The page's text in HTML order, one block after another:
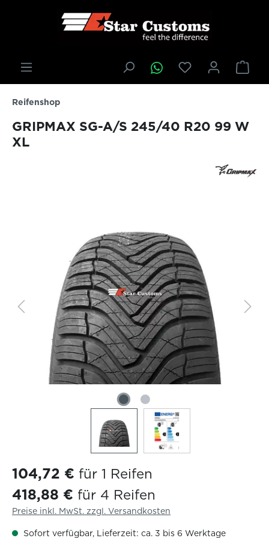
springen
Reifenshop
GRIPMAX SG-A/S 245/40 R20 99 W
XL
104,72 € für 1 Reifen
418,88 € für 4 Reifen
Preise inkl. MwSt. zzgl. Versandkosten
Sofort verfügbar, Lieferzeit: ca. 3 bis 6 Werktage